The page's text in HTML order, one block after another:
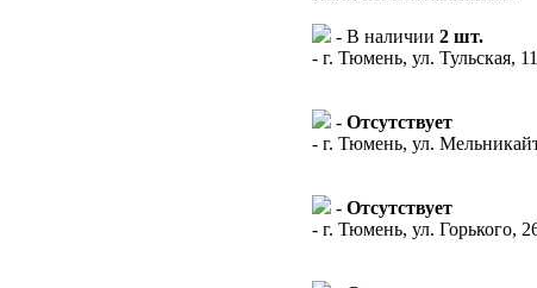
- В наличии 2 шт.
- г. Тюмень, ул. Тульская, 11
- Отсутствует
- г. Тюмень, ул.
- Отсутствует
- г. Тюмень, ул. Горького,